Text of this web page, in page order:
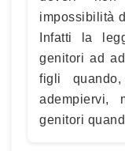
impossibilità
Infatti la
genitori ad
figli
adempiervi,
genitori